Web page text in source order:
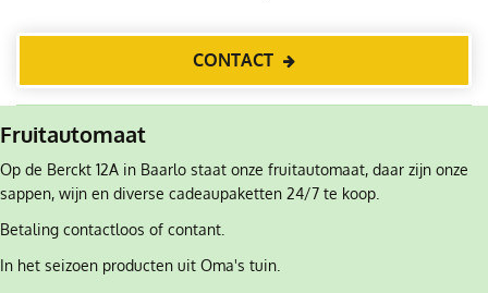
CONTACT
Fruitautomaat
Op de Berckt 12A in Baarlo staat onze fruitautomaat, daar zijn onze
sappen, wijn en diverse cadeaupaketten 24/7 te koop.
Betaling contactloos of contant.
In het seizoen producten uit Oma's tuin.